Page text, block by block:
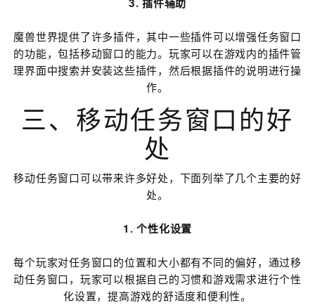
3. 插件辅助
魔兽世界提供了许多插件，其中一些插件可以增强任务窗口
的功能，包括移动窗口的能力。玩家可以在游戏内的插件管
理界面中搜索并安装这些插件，然后根据插件的说明进行操
作。
三、移动任务窗口的好
处
移动任务窗口可以带来许多好处，下面列举了几个主要的好
处。
1. 个性化设置
每个玩家对任务窗口的位置和大小都有不同的偏好，通过移
动任务窗口，玩家可以根据自己的习惯和游戏需求进行个性
化设置，提高游戏的舒适度和便利性。